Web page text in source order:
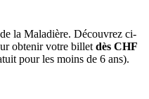
la Maladière. Découvrez ci-
obtenir votre billet dès CHF
pour les moins de 6 ans).